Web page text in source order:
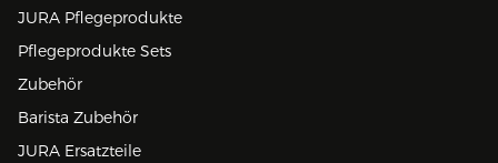
JURA Pflegeprodukte
Pflegeprodukte Sets
Zubehör
Barista Zubehör
JURA Ersatzteile